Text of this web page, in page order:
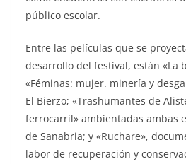
público escolar.
Entre las películas que se
desarrollo del festival, están «La
«Féminas: mujer. minería y
El Bierzo; «Trashumantes de
ferrocarril» ambientadas ambas
de Sanabria; y «Ruchare»,
labor de recuperación y